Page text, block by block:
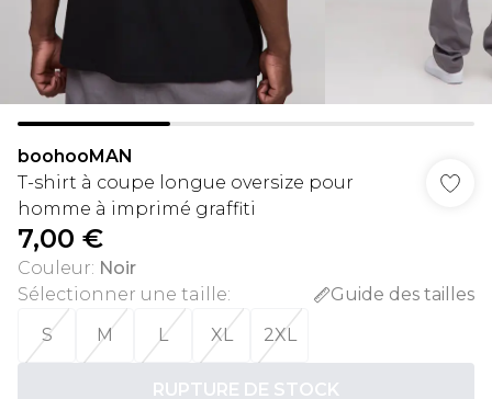
boohooMAN
T-shirt à coupe longue oversize pour
homme à imprimé graffiti
7,00 €
Couleur: Noir
Sélectionner une taille:
Guide des tailles
S
M L XL 2XL
RUPTURE DE STOCK